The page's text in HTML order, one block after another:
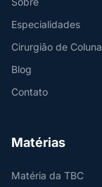
Especialidades
Cirurgião de Coluna
Blog
Contato
Matérias
Matéria da TBC